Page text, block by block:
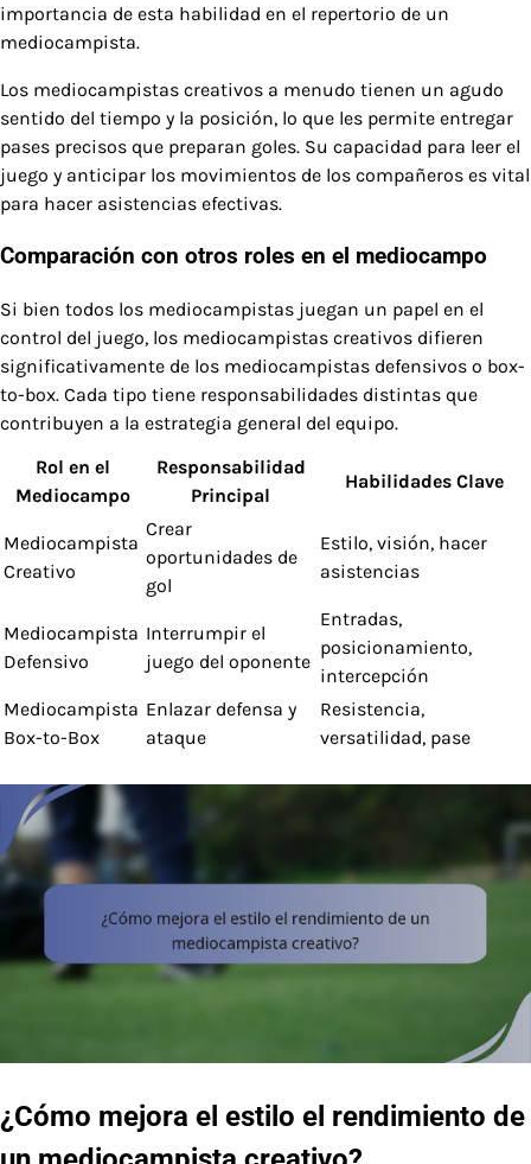
importancia de esta habilidad en el repertorio de un
mediocampista.
Los mediocampistas creativos a menudo tienen un agudo
sentido del tiempo y la posición, lo que les permite entregar
pases precisos que preparan goles. Su capacidad para leer el
juego y anticipar los movimientos de los compañeros es vital
para hacer asistencias efectivas.
Comparación con otros roles en el mediocampo
Si bien todos los mediocampistas juegan un papel en el
control del juego, los mediocampistas creativos difieren
significativamente de los mediocampistas defensivos o box-
to-box. Cada tipo tiene responsabilidades distintas que
contribuyen a la estrategia general del equipo.
Rol en el
Mediocampo
Responsabilidad
Principal
Habilidades Clave
Mediocampista
Creativo
Crear
oportunidades de
gol
Estilo, visión, hacer
asistencias
Mediocampista
Defensivo
Interrumpir el
juego del oponente
Entradas,
posicionamiento,
intercepción
Mediocampista
Box-to-Box
Enlazar defensa y
ataque
Resistencia,
versatilidad, pase
¿Cómo mejora el estilo el rendimiento de